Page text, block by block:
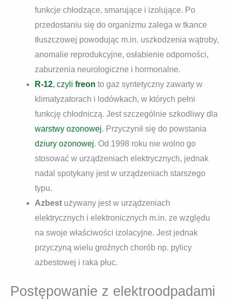
funkcje chłodzące, smarujące i izolujące. Po
przedostaniu się do organizmu zalega w tkance
tłuszczowej powodując m.in. uszkodzenia wątroby,
anomalie reprodukcyjne, osłabienie odporności,
zaburzenia neurologiczne i hormonalne.
R-12, czyli freon to gaz syntetyczny zawarty w
klimatyzatorach i lodówkach, w których pełni
funkcję chłodniczą. Jest szczególnie szkodliwy dla
warstwy ozonowej. Przyczynił się do powstania
dziury ozonowej. Od 1998 roku nie wolno go
stosować w urządzeniach elektrycznych, jednak
nadal spotykany jest w urządzeniach starszego
typu.
Azbest używany jest w urządzeniach
elektrycznych i elektronicznych m.in. ze względu
na swoje właściwości izolacyjne. Jest jednak
przyczyną wielu groźnych chorób np. pylicy
azbestowej i raka płuc.
Postępowanie z elektroodpadami